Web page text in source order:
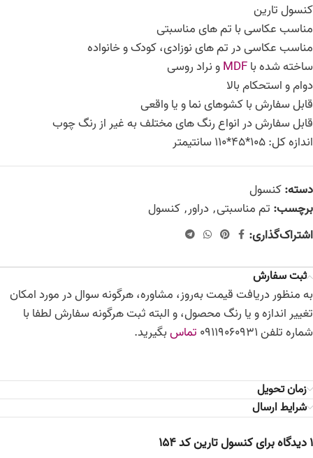
کنسول تارین
مناسب عکاسی با تم های مناسبتی
مناسب عکاسی در تم های نوزادی، کودک و خانواده
ساخته شده باMDFو نراد روسی
دوام و استحکام بالا
قابل سفارش با کشوهای نما و یا واقعی
قابل سفارش در انواع رنگ های مختلف به غیر از رنگ چوب
اندازه کل: 105*45*110 سانتیمتر
دسته:کنسول
برچسب: تم مناسبتی, دراور, کنسول
اشتراک‌گذاری:
ثبت سفارش
به منظور دریافت قیمت به‌روز، مشاوره، هرگونه سوال در مورد امکان
تغییر اندازه و یا رنگ محصول، و البته ثبت هرگونه سفارش لطفا با
شماره تلفن 09119060931
تماسبگیرید.
زمان تحویل
شرایط ارسال
1 دیدگاه برای کنسول تارین کد 154